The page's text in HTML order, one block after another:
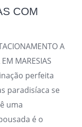
COM
A
MARESIAS
perfeita
paradisíaca se
uma
é o